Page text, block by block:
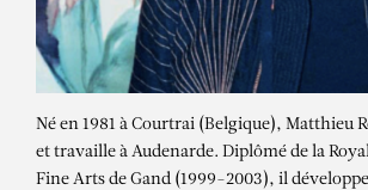
Né en 1981 à Courtrai (Belgique), Matthieu
et travaille à Audenarde. Diplômé de la
Fine Arts de Gand (1999-2003), il